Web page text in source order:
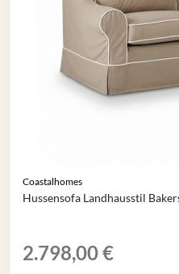
Coastalhomes
Hussensofa Landhausstil
2.798,00 €